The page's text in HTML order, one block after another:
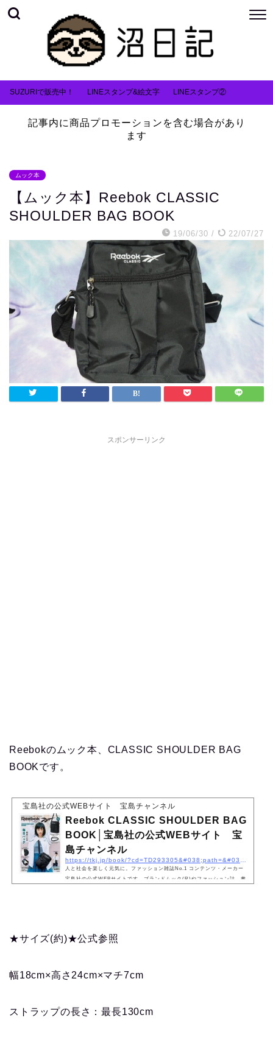
SUZURIで販売中！ LINEスタンプ&絵文字 LINEスタンプ②
記事内に商品プロモーションを含む場合があり
ます
ムック本
【ムック本】Reebok CLASSIC
SHOULDER BAG BOOK
19/06/30 / 22/07/27
スポンサーリンク
Reebokのムック本、CLASSIC SHOULDER BAG
BOOKです。
宝島社の公式WEBサイト 宝島チャンネル
Reebok CLASSIC SHOULDER BAG
BOOK│宝島社の公式WEBサイト 宝
島チャンネル
人と社会を楽しく元気に。ファッション雑誌No.1 コンテンツ・メーカー
宝島社の公式WEBサイトです。ブランドムック(R)やファッション誌、書
★サイズ(約)★公式参照
幅18cm×高さ24cm×マチ7cm
ストラップの長さ：最長130cm